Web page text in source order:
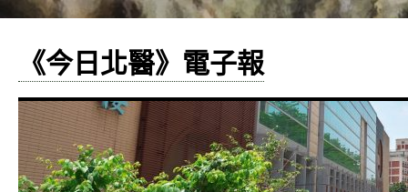
《今日北醫》電子報